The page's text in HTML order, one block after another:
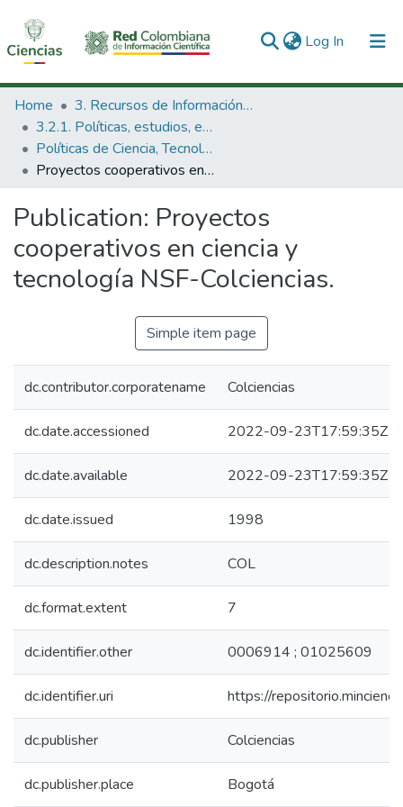
Log In (current)
Communities & Collections
All of DSpace
Statistics
Home
3. Recursos de Información Científica y Tecnológica
3.2.1. Políticas, estudios, evaluaciones e indicadores de CTeI
Políticas de Ciencia, Tecnología e Innovación
Proyectos cooperativos en ciencia y tecnología NSF-Colciencias.
Publication: Proyectos
cooperativos en ciencia y
tecnología NSF-Colciencias.
Simple item page
dc.contributor.corporatename Colciencias
dc.date.accessioned 2022-09-23T17:59:35Z
dc.date.available 2022-09-23T17:59:35Z
dc.date.issued 1998
dc.description.notes COL
dc.format.extent 7
dc.identifier.other 0006914 ; 01025609
dc.identifier.uri https://
dc.publisher Colciencias
dc.publisher.place Bogotá